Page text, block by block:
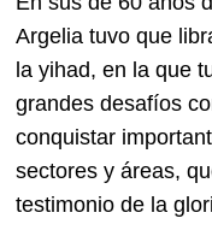
Argelia tuvo que
la yihad, en la que
grandes desafíos
conquistar
sectores y áreas,
testimonio de la